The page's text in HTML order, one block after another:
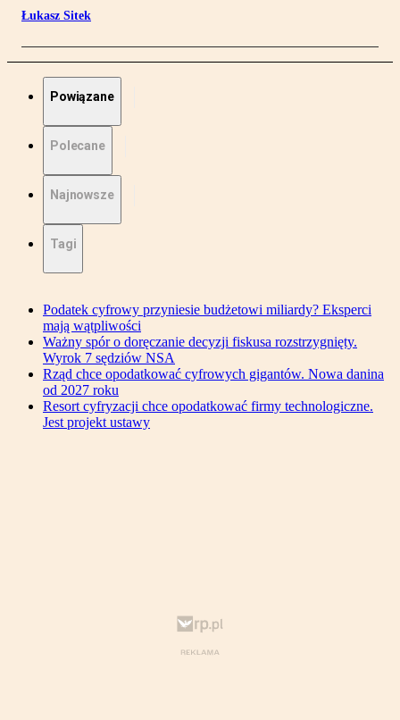
Łukasz Sitek
Powiązane
Polecane
Najnowsze
Tagi
Podatek cyfrowy przyniesie budżetowi miliardy? Eksperci
mają wątpliwości
Ważny spór o doręczanie decyzji fiskusa rozstrzygnięty.
Wyrok 7 sędziów NSA
Rząd chce opodatkować cyfrowych gigantów. Nowa danina
od 2027 roku
Resort cyfryzacji chce opodatkować firmy technologiczne.
Jest projekt ustawy